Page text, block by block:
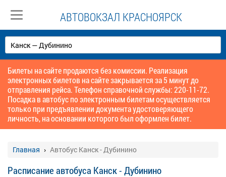
АВТОВОКЗАЛ КРАСНОЯРСК
Билеты на сайте продаются без комиссии. Реализация
электронных билетов на сайте закрывается за 5 минут до
отправления рейса. Телефон справочной службы: 220-11-72.
Посадка в автобус по электронным билетам осуществляется
только при предъявлении документа удостоверяющего
личность, на основании которого был оформлен билет.
Главная Автобус Канск - Дубинино
Расписание автобуса Канск - Дубинино